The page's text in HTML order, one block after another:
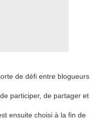
de défi entre blogueurs
participer, de partager et
ensuite choisi à la fin de